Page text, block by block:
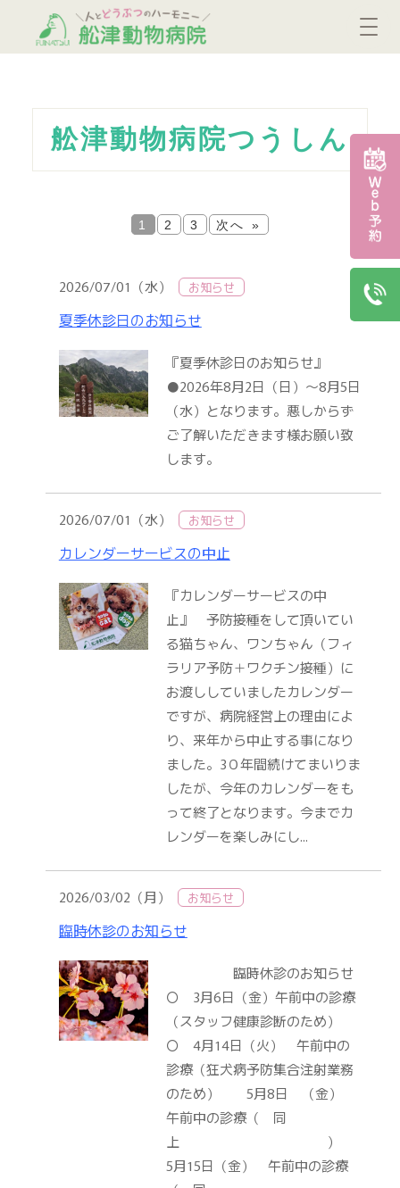
舩津動物病院つうしん
1 2 3 次へ »
2026/07/01（水） お知らせ
夏季休診日のお知らせ
『夏季休診日のお知らせ』
●2026年8月2日（日）～8月5日
（水）となります。悪しからず
ご了解いただきます様お願い致
します。
2026/07/01（水） お知らせ
カレンダーサービスの中止
『カレンダーサービスの中
止』 予防接種をして頂いてい
る猫ちゃん、ワンちゃん（フィ
ラリア予防＋ワクチン接種）に
お渡ししていましたカレンダー
ですが、病院経営上の理由によ
り、来年から中止する事になり
ました。3０年間続けてまいりま
したが、今年のカレンダーをも
って終了となります。今までカ
レンダーを楽しみにし...
2026/03/02（月） お知らせ
臨時休診のお知らせ
臨時休診のお知らせ
〇 3月6日（金）午前中の診療
（スタッフ健康診断のため）
〇 4月14日（火） 午前中の
診療（狂犬病予防集合注射業務
のため） 5月8日 （金）
午前中の診療（ 同
上 ）
5月15日（金） 午前中の診療